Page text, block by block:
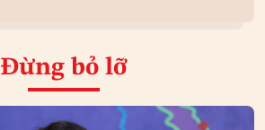
Đừng bỏ lỡ